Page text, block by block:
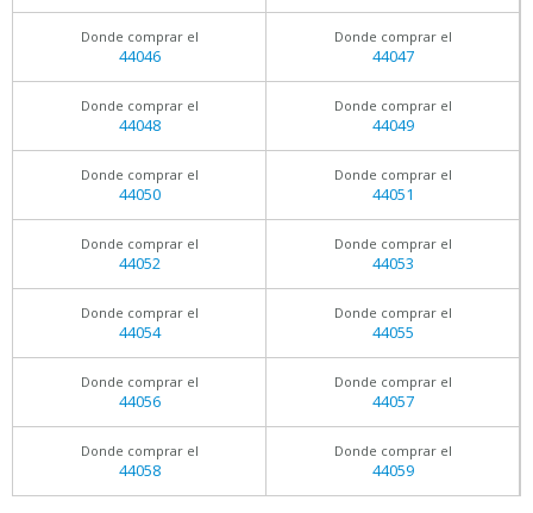
Donde comprar el
44046
Donde comprar el
44047
Donde comprar el
44048
Donde comprar el
44049
Donde comprar el
44050
Donde comprar el
44051
Donde comprar el
44052
Donde comprar el
44053
Donde comprar el
44054
Donde comprar el
44055
Donde comprar el
44056
Donde comprar el
44057
Donde comprar el
44058
Donde comprar el
44059